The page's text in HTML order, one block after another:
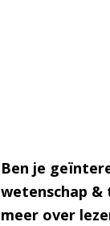
Ben je
wetenschap &
meer over